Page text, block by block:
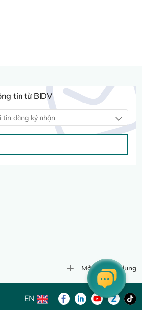
tin từ BIDV
tin đăng ký nhận
Mở rộng nội dung
EN